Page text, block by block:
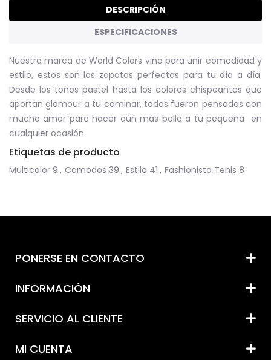
DESCRIPCIÓN
ESPECIFICACIONES
Nuestra marca de World Colors vino para unir comodidad y
estilo, estos son los zapatos perfectos para tu día a día.
Desde los tonos pastel hasta los colores chispeantes que
aportan glamour a tu caminar, todos fueron pensados ​​con
mucho amor para hacer aún más bella a tu pequeña en
cualquier ocasión.
Etiquetas de producto
Multicolor 9 , Comodos 39 , Estilo 41 , Fashionista Tenis 8
PONERSE EN CONTACTO
INFORMACIÓN
SERVICIO AL CLIENTE
MI CUENTA